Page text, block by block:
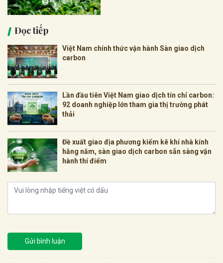
Đọc tiếp
Việt Nam chính thức vận hành Sàn giao dịch
carbon
Lần đầu tiên Việt Nam giao dịch tín chỉ carbon:
92 doanh nghiệp lớn tham gia thị trường phát
thải
Đề xuất giao địa phương kiểm kê khí nhà kính
hằng năm, sàn giao dịch carbon sẵn sàng vận
hành thí điểm
Gửi bình luận